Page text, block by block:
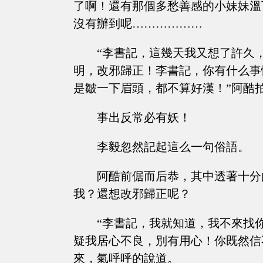
了啊！還有那個多愁善感的小妹妹
沒有辦到呢………………
“李書記，這幾天我又想了許久
明，改邪歸正！李書記，你有什么
是皺一下眉頭，都不算好漢！”阿酷
事出反常必有妖！
李毅忽然記起這么一句俗語。
阿酷前倨而后恭，其中透著十
我？還想改邪歸正呢？
“李書記，我就知道，我不來找
疑我居心不良，別有用心！你既然
來，氣呼呼的說道。